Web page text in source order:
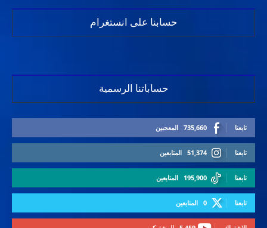
حسابنا على انستغرام
حساباتنا الرسمية
735,660 المعجبين تابعنا
51,374 المتابعين تابعنا
195,900 المتابعين تابعنا
0 المتابعين تابعنا